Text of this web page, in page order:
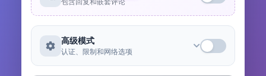
高级模式
认证、限制和网络选项